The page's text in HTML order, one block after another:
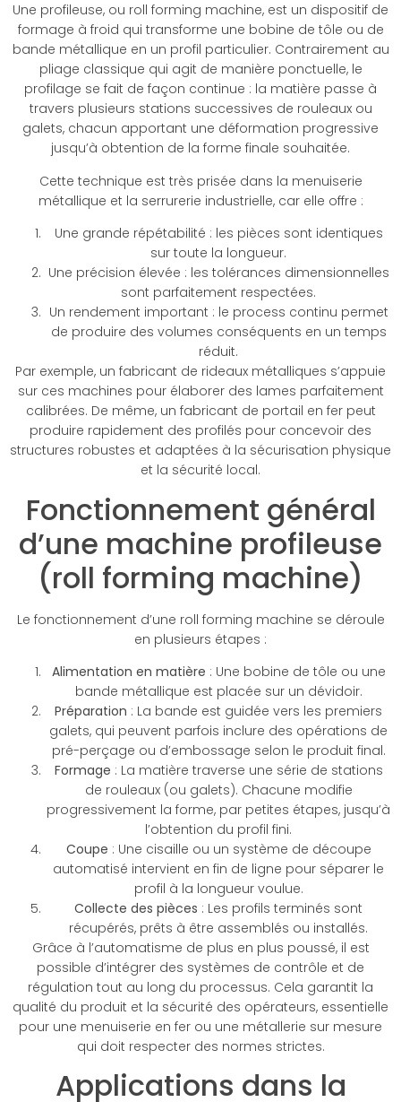
Une profileuse, ou roll forming machine, est un dispositif de
formage à froid qui transforme une bobine de tôle ou de
bande métallique en un profil particulier. Contrairement au
pliage classique qui agit de manière ponctuelle, le
profilage se fait de façon continue : la matière passe à
travers plusieurs stations successives de rouleaux ou
galets, chacun apportant une déformation progressive
jusqu’à obtention de la forme finale souhaitée.
Cette technique est très prisée dans la menuiserie
métallique et la serrurerie industrielle, car elle offre :
Une grande répétabilité : les pièces sont identiques
sur toute la longueur.
Une précision élevée : les tolérances dimensionnelles
sont parfaitement respectées.
Un rendement important : le process continu permet
de produire des volumes conséquents en un temps
réduit.
Par exemple, un fabricant de rideaux métalliques s’appuie
sur ces machines pour élaborer des lames parfaitement
calibrées. De même, un fabricant de portail en fer peut
produire rapidement des profilés pour concevoir des
structures robustes et adaptées à la sécurisation physique
et la sécurité local.
Fonctionnement général
d’une machine profileuse
(roll forming machine)
Le fonctionnement d’une roll forming machine se déroule
en plusieurs étapes :
Alimentation en matière : Une bobine de tôle ou une
bande métallique est placée sur un dévidoir.
Préparation : La bande est guidée vers les premiers
galets, qui peuvent parfois inclure des opérations de
pré-perçage ou d’embossage selon le produit final.
Formage : La matière traverse une série de stations
de rouleaux (ou galets). Chacune modifie
progressivement la forme, par petites étapes, jusqu’à
l’obtention du profil fini.
Coupe : Une cisaille ou un système de découpe
automatisé intervient en fin de ligne pour séparer le
profil à la longueur voulue.
Collecte des pièces : Les profils terminés sont
récupérés, prêts à être assemblés ou installés.
Grâce à l’automatisme de plus en plus poussé, il est
possible d’intégrer des systèmes de contrôle et de
régulation tout au long du processus. Cela garantit la
qualité du produit et la sécurité des opérateurs, essentielle
pour une menuiserie en fer ou une métallerie sur mesure
qui doit respecter des normes strictes.
Applications dans la